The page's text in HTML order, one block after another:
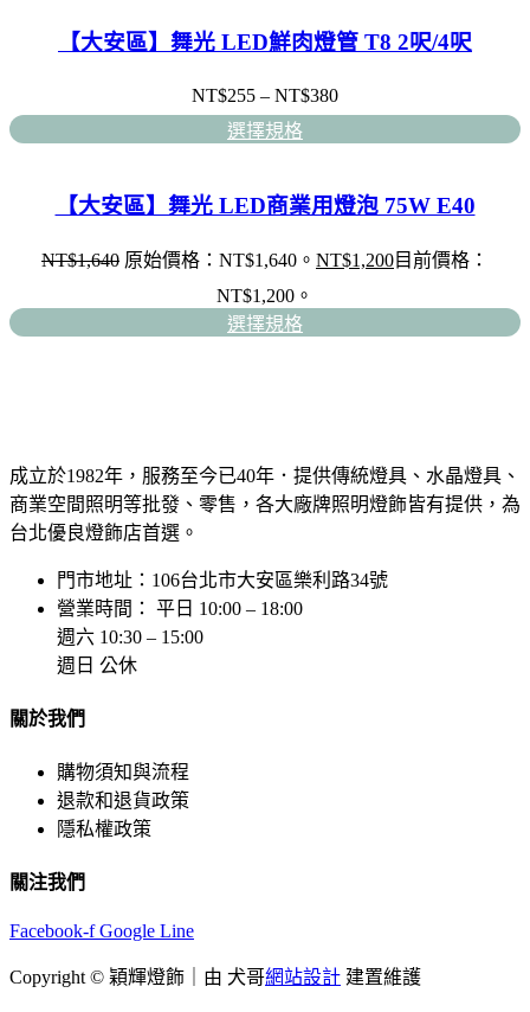
【大安區】舞光 LED鮮肉燈管 T8 2呎/4呎
NT$255 – NT$380
選擇規格
【大安區】舞光 LED商業用燈泡 75W E40
NT$1,640 原始價格：NT$1,640。 NT$1,200目前價格：
NT$1,200。
選擇規格
成立於1982年，服務至今已40年．提供傳統燈具、水晶燈具、
商業空間照明等批發、零售，各大廠牌照明燈飾皆有提供，為
台北優良燈飾店首選。
門市地址：106台北市大安區樂利路34號
營業時間： 平日 10:00 – 18:00
週六 10:30 – 15:00
週日 公休
關於我們
購物須知與流程
退款和退貨政策
隱私權政策
關注我們
Facebook-f Google Line
Copyright © 穎輝燈飾｜由 犬哥網站設計 建置維護